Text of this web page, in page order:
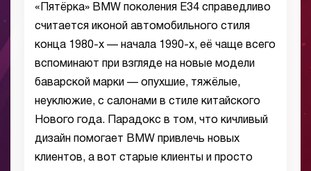
«Пятёрка» BMW поколения E34 справедливо
считается иконой автомобильного стиля
конца 1980-х — начала 1990-х, её чаще всего
вспоминают при взгляде на новые модели
баварской марки — опухшие, тяжёлые,
неуклюжие, с салонами в стиле китайского
Нового года. Парадокс в том, что кичливый
дизайн помогает BMW привлечь новых
клиентов, а вот старые клиенты и просто